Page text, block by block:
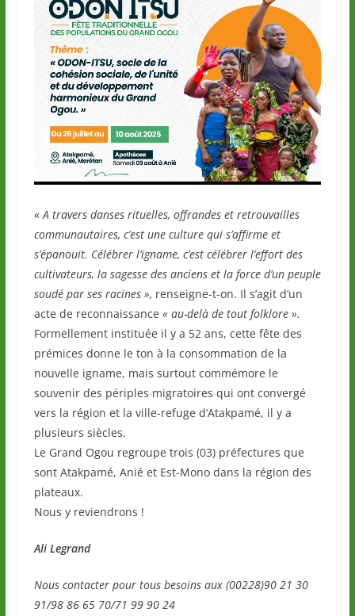
«A travers danses rituelles, offrandes et retrouvailles
communautaires, c’est une culture qui s’affirme et
s’épanouit. Célébrer l’igname, c’est célébrer l’effort des
cultivateurs, la sagesse des anciens et la force d’un peuple
soudé par ses racines », renseigne-t-on. Il s’agit d’un
acte de reconnaissance « au-delà de tout folklore ».
Formellement instituée il y a 52 ans, cette fête des
prémices donne le ton à la consommation de la
nouvelle igname, mais surtout commémore le
souvenir des périples migratoires qui ont convergé
vers la région et la ville-refuge d’Atakpamé, il y a
plusieurs siècles.
Le Grand Ogou regroupe trois (03) préfectures que
sont Atakpamé, Anié et Est-Mono dans la région des
plateaux.
Nous y reviendrons !
Ali Legrand
Nous contacter pour tous besoins aux (00228)90 21 30
91/98 86 65 70/71 99 90 24